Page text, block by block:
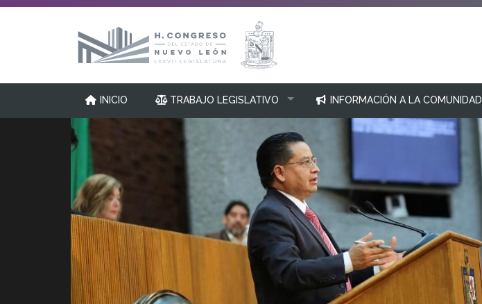
INICIO TRABAJO LEGISLATIVO INFORMACIÓN A LA COMUNIDAD